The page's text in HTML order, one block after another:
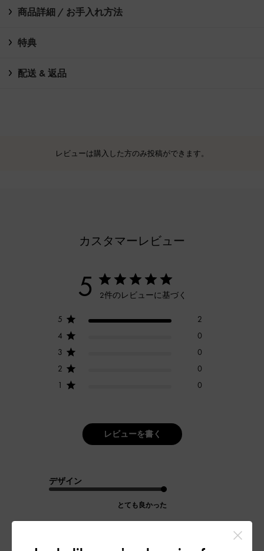
商品詳細 / お手入れ方法
特典
配送 & 返品
レビューは購入した方のみ投稿ができます。
カスタマーレビュー
5 2件のレビューに基づく
5
2
4
0
3
0
2
0
1
0
レビューを書く
デザイン
とても良かった